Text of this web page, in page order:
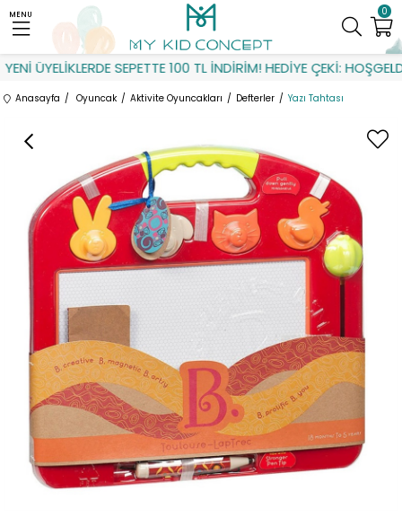
ÜYELİKLERDE SEPETTE 100 TL İNDİRİM! HEDİYE ÇEKİ: HOŞGELDİN
0
MENU
Anasayfa Oyuncak Aktivite Oyuncakları Defterler Yazı Tahtası